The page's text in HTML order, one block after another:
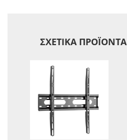
ΣΧΕΤΙΚΆ ΠΡΟΪΌΝΤΑ